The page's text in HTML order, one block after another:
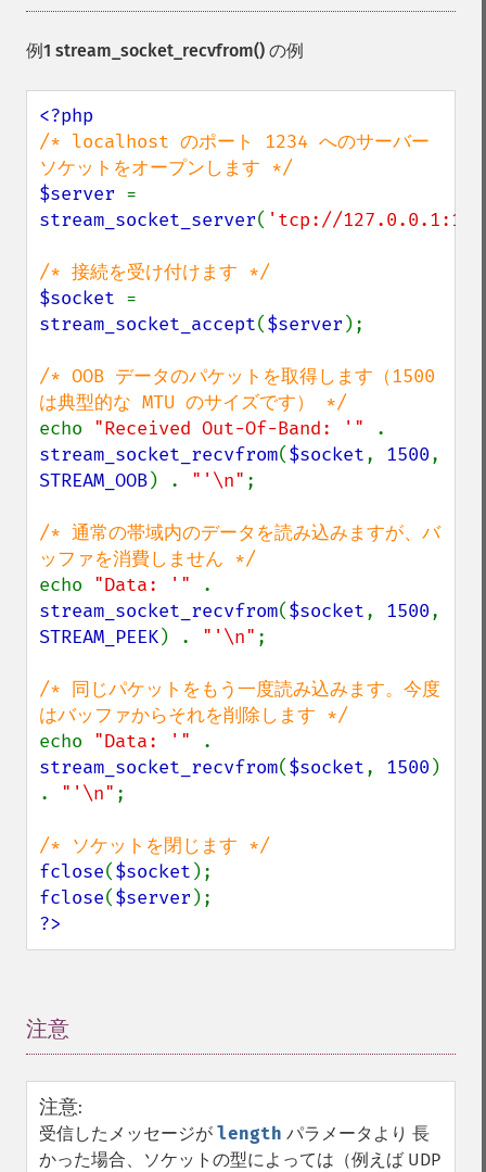
例1 stream_socket_recvfrom() の例
/* localhost のポート 1234 へのサーバー
$server
stream_socket_server( 'tcp://
$socket
stream_socket_accept($server );
/* OOB データのパケットを取得します（1500
echo "Received Out-Of-Band: '"
stream_socket_recvfrom($socket, 1500
STREAM_OOB) . "'\n" ;
/* 通常の帯域内のデータを読み込みますが、バ
echo "Data: '"
stream_socket_recvfrom($socket, 1500
STREAM_PEEK) . "'\n" ;
/* 同じパケットをもう一度読み込みます。今度
echo "Data: '"
stream_socket_recvfrom($socket, 1500 )
. "'\n" ;
fclose($socket
fclose($server
?>
注意
注意:
受信したメッセージが length パラメータより 長
かった場合、ソケットの型によっては（例えば UDP